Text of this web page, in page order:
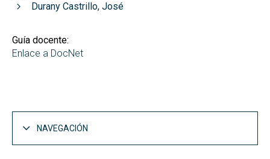
Durany Castrillo, José
Guía docente:
Enlace a DocNet
NAVEGACIÓN